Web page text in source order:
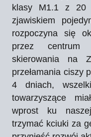
klasy M1.1 z 20
zjawiskiem
rozpoczyna się
przez centrum
skierowania na
przełamania ciszy
4 dniach,
towarzyszące
wprost ku
trzymać kciuki za